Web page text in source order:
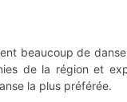
beaucoup de
de la région et
la plus préférée.